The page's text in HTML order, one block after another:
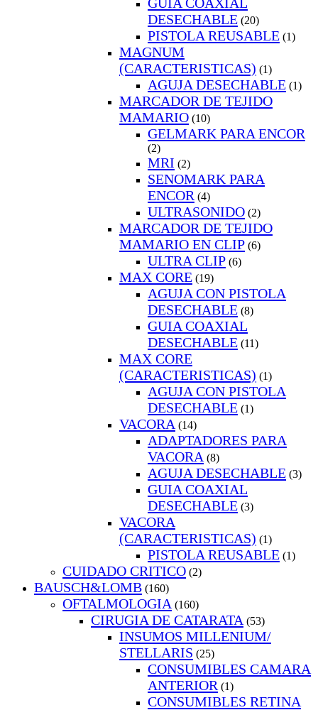
DESECHABLE (20)
PISTOLA REUSABLE (1)
MAGNUM
(CARACTERISTICAS) (1)
AGUJA DESECHABLE (1)
MARCADOR DE TEJIDO
MAMARIO (10)
GELMARK PARA ENCOR
(2)
MRI (2)
SENOMARK PARA
ENCOR (4)
ULTRASONIDO (2)
MARCADOR DE TEJIDO
MAMARIO EN CLIP (6)
ULTRA CLIP (6)
MAX CORE (19)
AGUJA CON PISTOLA
DESECHABLE (8)
GUIA COAXIAL
DESECHABLE (11)
MAX CORE
(CARACTERISTICAS) (1)
AGUJA CON PISTOLA
DESECHABLE (1)
VACORA (14)
ADAPTADORES PARA
VACORA (8)
AGUJA DESECHABLE (3)
GUIA COAXIAL
DESECHABLE (3)
VACORA
(CARACTERISTICAS) (1)
PISTOLA REUSABLE (1)
CUIDADO CRITICO (2)
BAUSCH&LOMB (160)
OFTALMOLOGIA (160)
CIRUGIA DE CATARATA (53)
INSUMOS MILLENIUM/
STELLARIS (25)
CONSUMIBLES CAMARA
ANTERIOR (1)
CONSUMIBLES RETINA